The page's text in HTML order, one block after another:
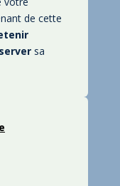
de cette
sa